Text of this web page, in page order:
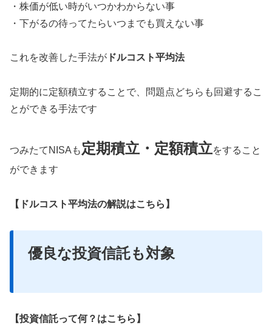
・株価が低い時がいつかわからない事
・下がるの待ってたらいつまでも買えない事
これを改善した手法が ドルコスト平均法
定期的に定額積立することで、問題点どちらも回避するこ
とができる手法です
つみたてNISAも 定期積立・定額積立をすること
ができます
【ドルコスト平均法の解説はこちら】
優良な投資信託も対象
【投資信託って何？はこちら】